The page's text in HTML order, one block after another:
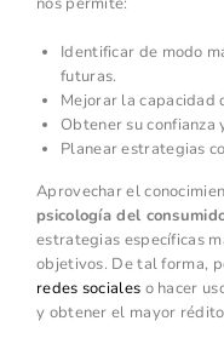
Identificar de modo
futuras.
Mejorar la capacidad
Obtener su confianza
Planear estrategias
Aprovechar el
psicología del
estrategias específicas
objetivos. De tal forma,
redes sociales o hacer
y obtener el mayor